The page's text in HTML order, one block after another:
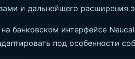
и дальнейшего расширения
банковском интерфейсе
под особенности